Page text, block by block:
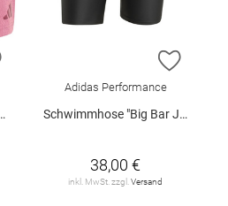
ZUR WUNSCHLISTE HINZUFÜGEN
ZUR
Adidas Performance
Schwimmhose "Big Bar Jammers"
38,00 €
inkl. MwSt. zzgl. Versand